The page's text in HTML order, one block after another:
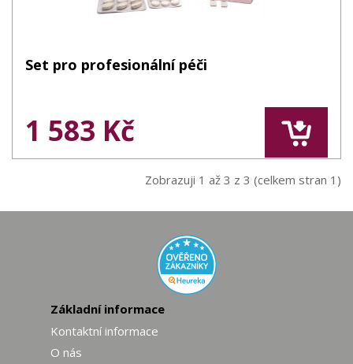
Set pro profesionální péči
1 583 Kč
Zobrazuji 1 až 3 z 3 (celkem stran 1)
Základní informace
Kontaktní informace
O nás